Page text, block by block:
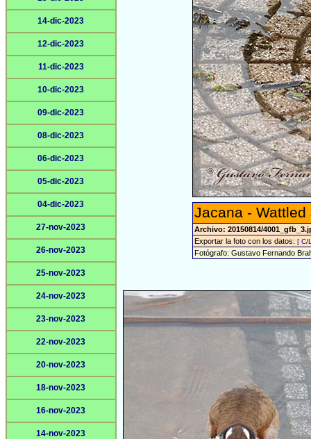
14-dic-2023
12-dic-2023
11-dic-2023
10-dic-2023
09-dic-2023
08-dic-2023
06-dic-2023
05-dic-2023
04-dic-2023
27-nov-2023
26-nov-2023
25-nov-2023
24-nov-2023
23-nov-2023
22-nov-2023
20-nov-2023
18-nov-2023
16-nov-2023
14-nov-2023
Jacana -
Archivo: 20150814/
Exportar la foto con los datos: [ C/
Fotógrafo: Gustavo Fernando